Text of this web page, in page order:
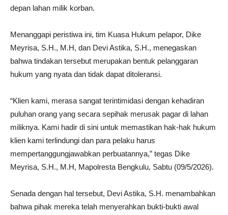
depan lahan milik korban.
‎Menanggapi peristiwa ini, tim Kuasa Hukum pelapor, Dike
Meyrisa, S.H., M.H, dan Devi Astika, S.H., menegaskan
bahwa tindakan tersebut merupakan bentuk pelanggaran
hukum yang nyata dan tidak dapat ditoleransi.
“Klien kami, merasa sangat terintimidasi dengan kehadiran
puluhan orang yang secara sepihak merusak pagar di lahan
miliknya. Kami hadir di sini untuk memastikan hak-hak hukum
klien kami terlindungi dan para pelaku harus
mempertanggungjawabkan perbuatannya,” tegas Dike
Meyrisa, S.H., M.H, Mapolresta Bengkulu, Sabtu (09/5/2026).
‎Senada dengan hal tersebut, Devi Astika, S.H. menambahkan
bahwa pihak mereka telah menyerahkan bukti-bukti awal